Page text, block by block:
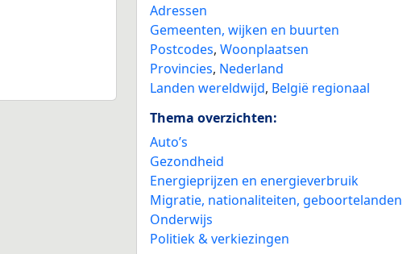
Adressen
Gemeenten, wijken en buurten
Postcodes,Woonplaatsen
Provincies, Nederland
Landen wereldwijd, België regionaal
Thema overzichten:
Auto’s
Gezondheid
Energieprijzen en energieverbruik
Migratie, nationaliteiten, geboortelanden
Onderwijs
Politiek & verkiezingen